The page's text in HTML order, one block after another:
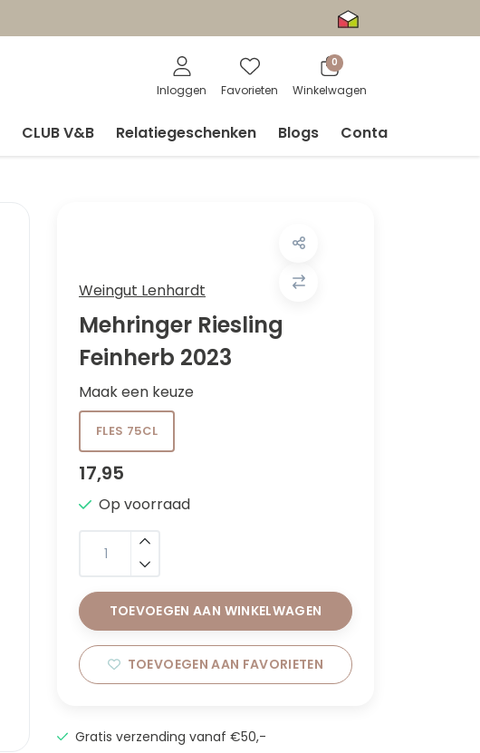
Inloggen Favorieten
0
Winkelwagen
CLUB V&B Relatiegeschenken Blogs Contact
Weingut Lenhardt
Mehringer Riesling
Feinherb 2023
Maak een keuze
FLES 75CL
17,95
Op voorraad
TOEVOEGEN AAN WINKELWAGEN
TOEVOEGEN AAN FAVORIETEN
Gratis verzending vanaf €50,-